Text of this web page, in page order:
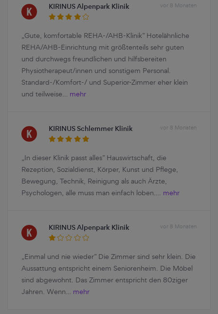
KIRINUS Alpenpark Klinik vor 8 Monaten
„Gute, komfortable REHA-/AHB-Klinik” Hotelähnliche
REHA/AHB-Einrichtung mit größtenteils sehr guten
und durchwegs freundlichen und hilfsbereiten
Physiotherapeut/innen und sonstigem Personal.
Standard-/Komfort-/ und Superior-Zimmer eher klein
und teilweise… mehr
KIRINUS Schlemmer Klinik vor 8 Monaten
„In dieser Klinik passt alles” Hauswirtschaft, die
Rezeption, Sozialdienst, Körper, Kunst und Pflege,
Bewegung, Technik, Reinigung als auch Ärzte,
Psychologen, alle muss man einfach loben…. mehr
KIRINUS Alpenpark Klinik vor 8 Monaten
„Einmal und nie wieder” Die Zimmer sind sehr klein. Die
Aussattung entspricht einem Seniorenheim. Die Möbel
sind abgewohnt. Das Zimmer entspricht den 80ziger
Jahren. Wenn… mehr